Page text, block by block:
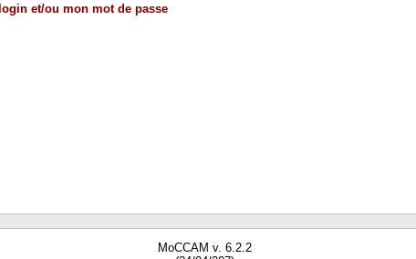
et/ou mon mot de passe
MoCCAM v. 6.2.2